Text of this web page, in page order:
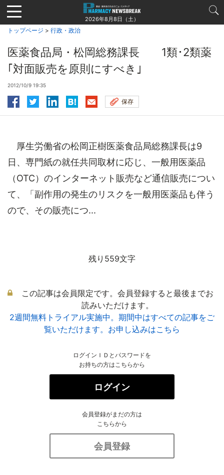
Jump
to
navigation
2026年8月8日（土）
トップページ > 行政・政治
医薬食品局・松岡総務課長 1類･2類薬
｢対面販売を原則にすべき｣
2012/10/9 19:35
保存
厚生労働省の松岡正樹医薬食品局総務課長は9
日、専門紙の就任共同取材に応じ、一般用医薬品
（OTC）のインターネット販売など通信販売につい
て、「副作用の発生のリスクを一般用医薬品も伴う
ので、その販売につ...
残り559文字
この記事は会員限定です。会員登録すると最後までお
読みいただけます。
2週間無料トライアル実施中。期間中はすべての記事をご
覧いただけます。お申し込みはこちら
ログインＩＤとパスワードを
お持ちの方はこちらから
ログイン
会員登録がまだの方は
こちらから
会員登録